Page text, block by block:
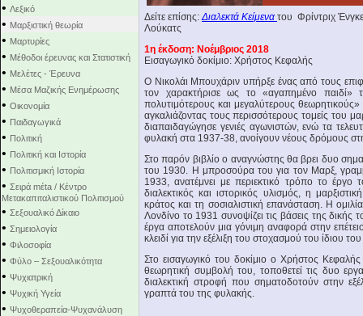
• Λεξικό
• Μαρξιστική θεωρία
• Μαρτυρίες
• Μέθοδοι έρευνας και Στατιστική
• Μελέτες - Έρευνα
• Μέσα Μαζικής Ενημέρωσης
• Οικονομία
• Παιδαγωγικά
• Πολιτική
• Πολιτική και Ιστορία
• Πολιτισμική Ιστορία
• Σειρά mέta / Κέντρο
Μετακαπιταλιστικού Πολιτισμού
• Σεξουαλικό Δίκαιο
• Σημειολογία
• Φιλοσοφία
• Φύλο – Σεξουαλικότητα
• Ψυχιατρική
• Ψυχική Υγεία
• Ψυχοθεραπεία-Ψυχανάλυση
Δείτε επίσης:Διαλεκτά Κείμενα του Φρίντριχ
Λούκατς
1η έκδοση: Νοέμβριος 2018
Εισαγωγικό δοκίμιο: Χρήστος Κεφαλής
Ο Νικολάι Μπουχάριν υπήρξε ένας από τους
τον χαρακτήρισε ως το «αγαπημένο παιδί»
πολυτιμότερους και μεγαλύτερους
αγκαλιάζοντας τους περισσότερους τομείς του
διαπαιδαγώγησε γενιές αγωνιστών, ενώ τα
φυλακή στα 1937-38, ανοίγουν νέους δρόμους
Στο παρόν βιβλίο ο αναγνώστης θα βρει δυο
του 1930. Η μπροσούρα του για τον Μαρξ,
1933, ανατέμνει με περιεκτικό τρόπο το
διαλεκτικός και ιστορικός υλισμός, η
κράτος και τη σοσιαλιστική επανάσταση. Η
Λονδίνο το 1931 συνοψίζει τις βάσεις της
έργα αποτελούν μια γόνιμη αναφορά στην
κλειδί για την εξέλιξη του στοχασμού του ίδιου
Στο εισαγωγικό του δοκίμιο ο Χρήστος
θεωρητική συμβολή του, τοποθετεί τις δυο
διαλεκτική στροφή που σηματοδοτούν στην
γραπτά του της φυλακής.